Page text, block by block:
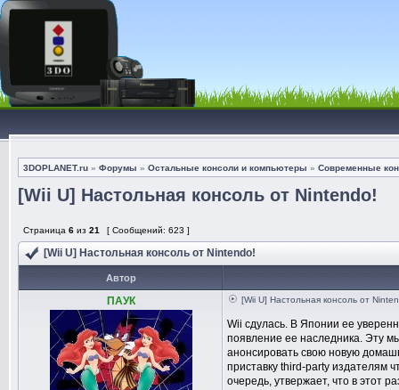
3DOPLANET.ru » Форумы » Остальные консоли и компьютеры » Современные
[Wii U] Настольная консоль от Nintendo!
Страница 6 из 21 [ Сообщений: 623 ]
[Wii U] Настольная консоль от Nintendo!
Автор
ПАУК [Wii U] Настольная консоль от
Wii сдулась. В Японии ее
появление ее наследника. Эту
анонсировать свою новую
приставку third-party издателям
очередь, утвержает, что в этот